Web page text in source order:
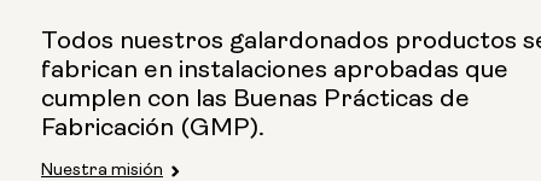
Todos nuestros galardonados productos
fabrican en instalaciones aprobadas que
cumplen con las Buenas Prácticas de
Fabricación (GMP).
Nuestra misión